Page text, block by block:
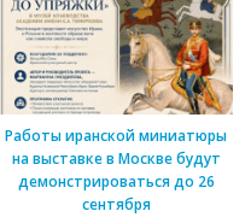
Работы иранской миниатюры
на выставке в Москве будут
демонстрироваться до 26
сентября